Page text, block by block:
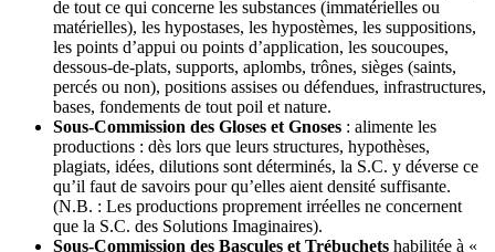
de tout ce qui concerne les substances (immatérielles ou
matérielles), les hypostases, les hypostèmes, les suppositions,
les points d’appui ou points d’application, les soucoupes,
dessous-de-plats, supports, aplombs, trônes, sièges (saints,
percés ou non), positions assises ou défendues, infrastructures,
bases, fondements de tout poil et nature.
Sous-Commission des Gloses et Gnoses : alimente les
productions : dès lors que leurs structures, hypothèses,
plagiats, idées, dilutions sont déter­minés, la S.C. y déverse ce
qu’il faut de savoirs pour qu’elles aient densité suffisante.
(N.B. : Les productions proprement irréelles ne concernent
que la S.C. des Solutions Imaginaires).
Sous-Commission des Bascules et Trébuchets habilitée à «